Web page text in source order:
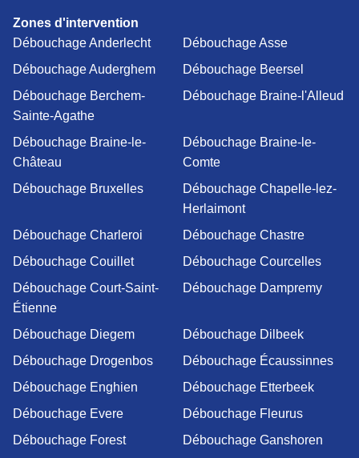
Zones d'intervention
Débouchage Anderlecht
Débouchage Asse
Débouchage Auderghem
Débouchage Beersel
Débouchage Berchem-
Sainte-Agathe
Débouchage Braine-l'Alleud
Débouchage Braine-le-
Château
Débouchage Braine-le-
Comte
Débouchage Bruxelles
Débouchage Chapelle-lez-
Herlaimont
Débouchage Charleroi
Débouchage Chastre
Débouchage Couillet
Débouchage Courcelles
Débouchage Court-Saint-
Étienne
Débouchage Dampremy
Débouchage Diegem
Débouchage Dilbeek
Débouchage Drogenbos
Débouchage Écaussinnes
Débouchage Enghien
Débouchage Etterbeek
Débouchage Evere
Débouchage Fleurus
Débouchage Forest
Débouchage Ganshoren